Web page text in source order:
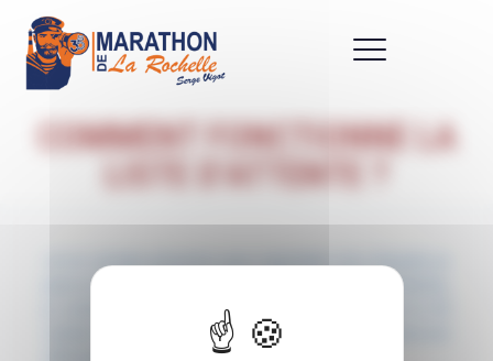
COMMENT FONCTIONNE LA
LISTE D’ATTENTE ?
peux en faire profiter à une personne sur la liste d’attente,
je contacte l’organisation pour l’en informer avant le 29
octobre. Le remboursement du dossard et des options est
Panneau de gestion des cookies